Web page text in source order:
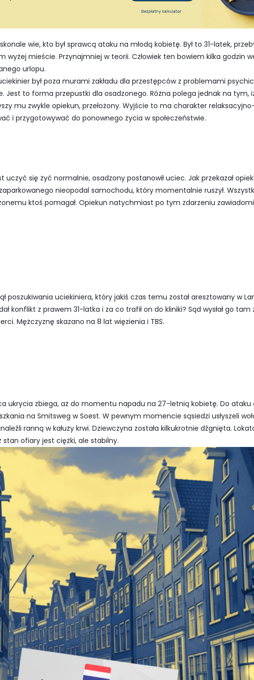
wie, kto był sprawcą ataku na młodą kobietę. Był to 31-latek,
wyżej mieście. Przynajmniej w teorii. Człowiek ten bowiem kilka godzin
urlopu.
był poza murami zakładu dla przestępców z problemami
Jest to forma przepustki dla osadzonego. Różna polega jednak na tym,
mu zwykle opiekun, przełożony. Wyjście to ma charakter
i przygotowywać do ponownego życia w społeczeństwie.
się żyć normalnie, osadzony postanowił uciec. Jak przekazał
nieopodal samochodu, który momentalnie ruszył.
ktoś pomagał. Opiekun natychmiast po tym zdarzeniu
poszukiwania uciekiniera, który jakiś czas temu został aresztowany w
konflikt z prawem 31-latka i za co trafił on do kliniki? Sąd wysłał go tam
Mężczyznę skazano na 8 lat więzienia i TBS.
ukrycia zbiega, aż do momentu napadu na 27-letnią kobietę. Do ataku
na Smitsweg w Soest. W pewnym momencie sąsiedzi usłyszeli
ranną w kałuży krwi. Dziewczyna została kilkukrotnie dźgnięta.
stan ofiary jest ciężki, ale stabilny.